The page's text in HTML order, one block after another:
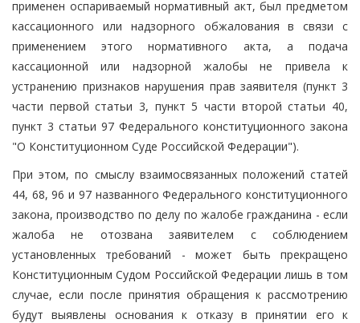
применен оспариваемый нормативный акт, был предметом
кассационного или надзорного обжалования в связи с
применением этого нормативного акта, а подача
кассационной или надзорной жалобы не привела к
устранению признаков нарушения прав заявителя (пункт 3
части первой статьи 3, пункт 5 части второй статьи 40,
пункт 3 статьи 97 Федерального конституционного закона
"О Конституционном Суде Российской Федерации").
При этом, по смыслу взаимосвязанных положений статей
44, 68, 96 и 97 названного Федерального конституционного
закона, производство по делу по жалобе гражданина - если
жалоба не отозвана заявителем с соблюдением
установленных требований - может быть прекращено
Конституционным Судом Российской Федерации лишь в том
случае, если после принятия обращения к рассмотрению
будут выявлены основания к отказу в принятии его к